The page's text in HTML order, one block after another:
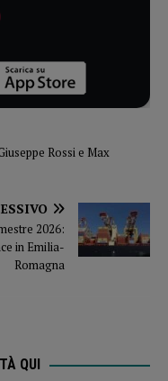
Rossi e Max
2026:
in Emilia-
Romagna
QUI